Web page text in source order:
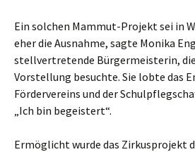
Ein solchen Mammut-Projekt sei in
eher die Ausnahme, sagte Monika
stellvertretende Bürgermeisterin,
Vorstellung besuchte. Sie lobte das
Fördervereins und der
„Ich bin begeistert“.
Ermöglicht wurde das Zirkusprojekt